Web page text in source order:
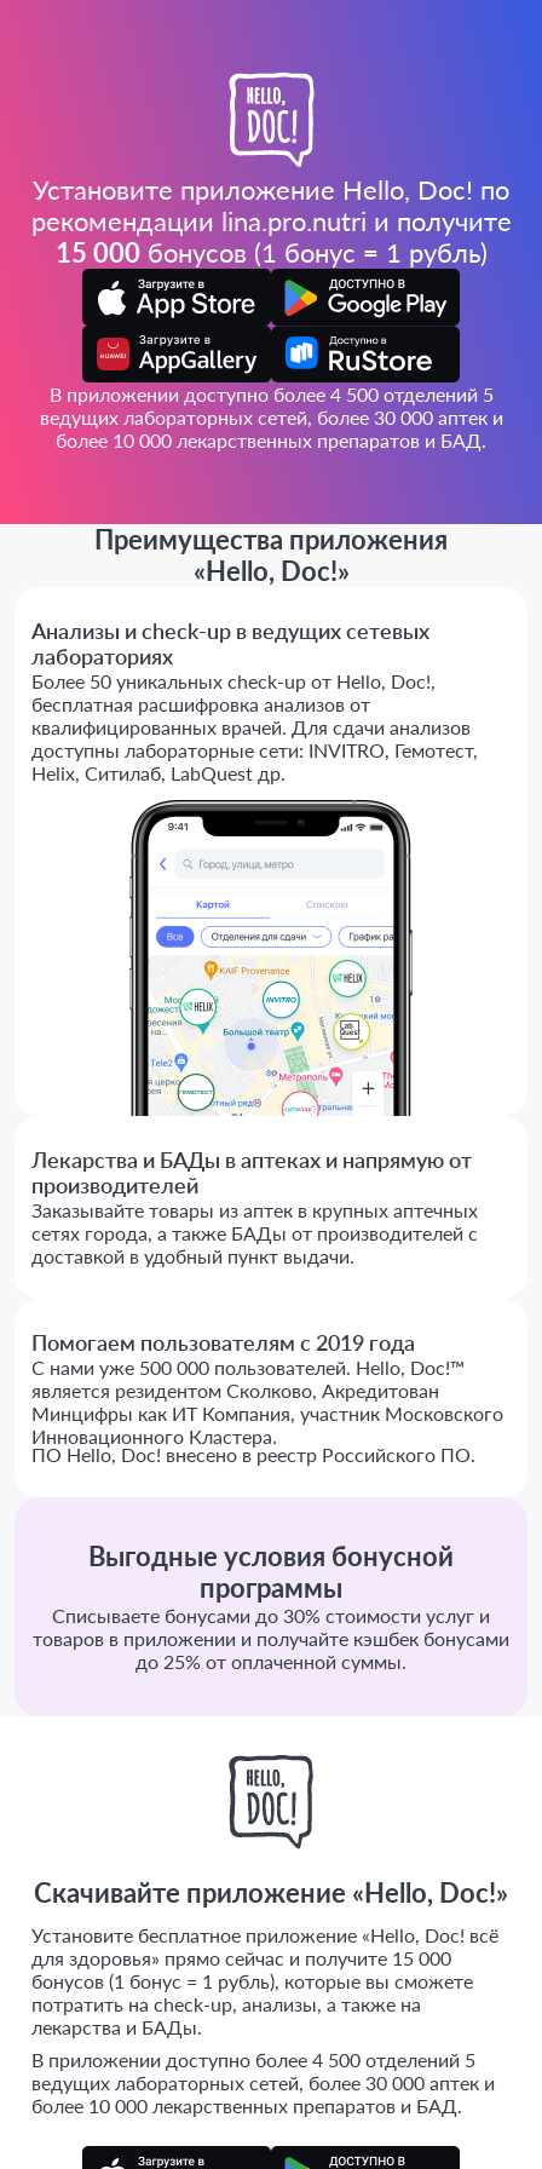
Установите приложение Hello, Doc! по
рекомендации lina.pro.nutri и получите
15 000бонусов (1 бонус = 1 рубль)
В приложении доступно более 4 500 отделений 5
ведущих лабораторных сетей, более 30 000 аптек и
более 10 000 лекарственных препаратов и БАД.
Преимущества приложения
«Hello, Doc!»
Анализы и check-up в ведущих сетевых
лабораториях
Более 50 уникальных check-up от Hello, Doc!,
бесплатная расшифровка анализов от
квалифицированных врачей. Для сдачи анализов
доступны лабораторные сети: INVITRO, Гемотест,
Helix, Ситилаб, LabQuest др.
Лекарства и БАДы в аптеках и напрямую от
производителей
Заказывайте товары из аптек в крупных аптечных
сетях города, а также БАДы от производителей с
доставкой в удобный пункт выдачи.
Помогаем пользователям с 2019 года
С нами уже 500 000 пользователей. Hello, Doc!™
является резидентом Сколково, Акредитован
Минцифры как ИТ Компания, участник Московского
Инновационного Кластера.
ПО Hello, Doc! внесено в реестр Российского ПО.
Выгодные условия бонусной
программы
Списываете бонусами до 30% стоимости услуг и
товаров в приложении и получайте кэшбек бонусами
до 25% от оплаченной суммы.
Скачивайте приложение «Hello, Doc!»
Установите бесплатное приложение «Hello, Doc! всё
для здоровья» прямо сейчас и получите 15 000
бонусов (1 бонус = 1 рубль), которые вы сможете
потратить на check-up, анализы, а также на
лекарства и БАДы.
В приложении доступно более 4 500 отделений 5
ведущих лабораторных сетей, более 30 000 аптек и
более 10 000 лекарственных препаратов и БАД.